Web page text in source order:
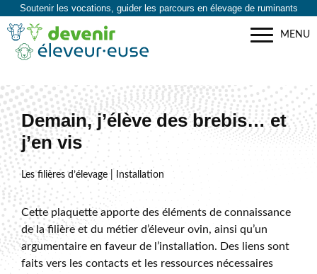
Soutenir les vocations, guider les parcours en élevage de ruminants
MENU
Demain, j’élève des brebis… et
j’en vis
Les filières d’élevage | Installation
Cette plaquette apporte des éléments de connaissance
de la filière et du métier d’éleveur ovin, ainsi qu’un
argumentaire en faveur de l’installation. Des liens sont
faits vers les contacts et les ressources nécessaires